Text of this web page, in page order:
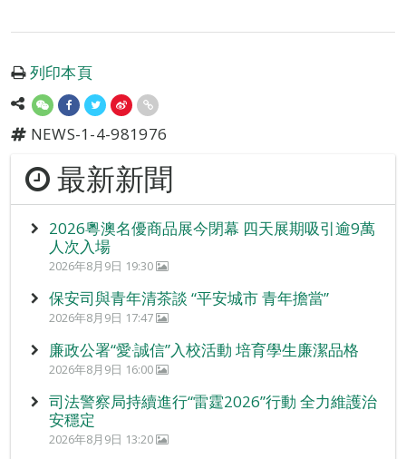
列印本頁
NEWS-1-4-981976
最新新聞
2026粵澳名優商品展今閉幕 四天展期吸引逾9萬
人次入場
2026年8月9日 19:30
保安司與青年清茶談 “平安城市 青年擔當”
2026年8月9日 17:47
廉政公署“愛‧誠信”入校活動 培育學生廉潔品格
2026年8月9日 16:00
司法警察局持續進行“雷霆2026”行動 全力維護治
安穩定
2026年8月9日 13:20